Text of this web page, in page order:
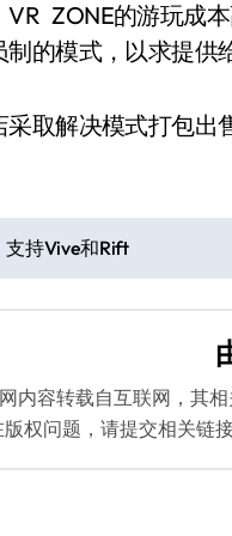
ZONE的游玩成
的模式，以求提供
取解决模式打包出
支持Vive和Rift
网内容转载自互联网，其
权问题，请提交相关链